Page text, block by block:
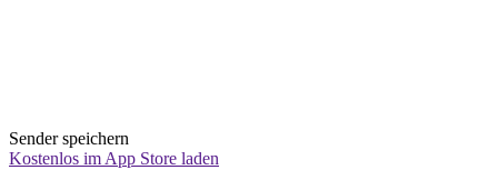
Sender speichern
Kostenlos im App Store laden